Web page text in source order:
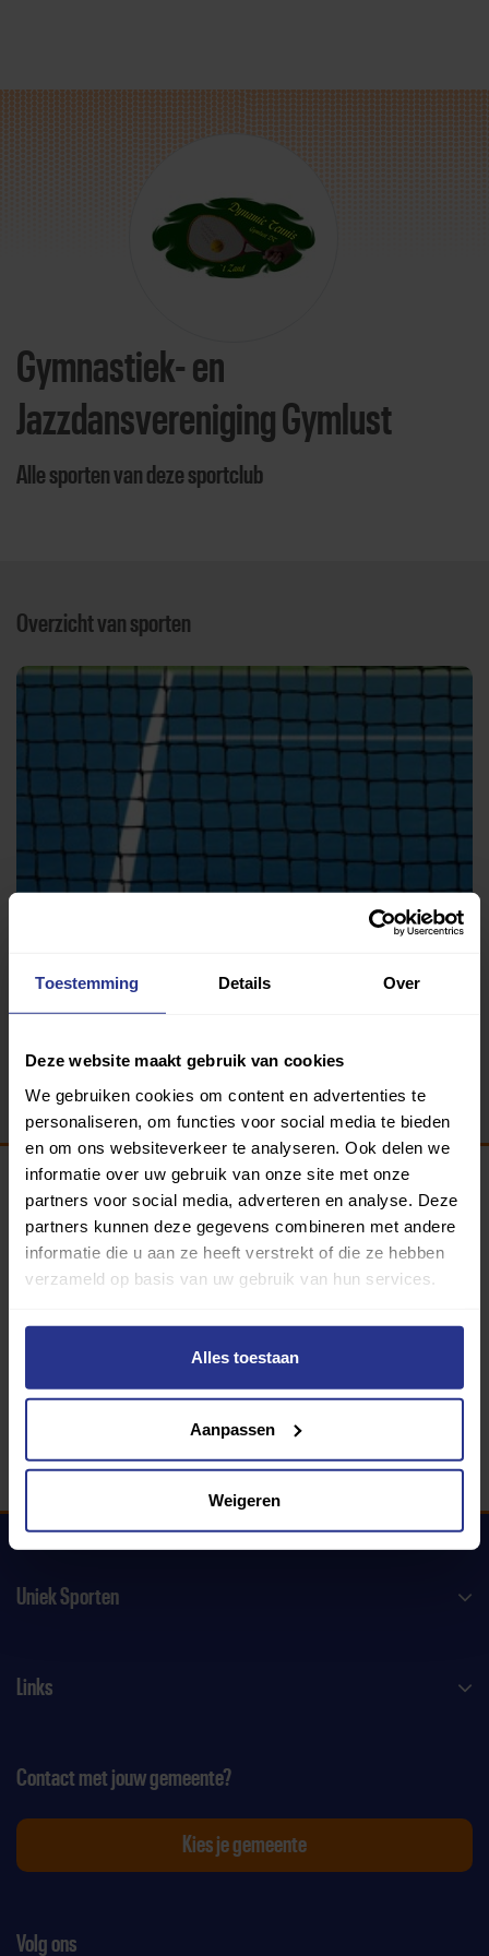
Toestemming Details Over
Deze website maakt gebruik van cookies
We gebruiken cookies om content en advertenties te
personaliseren, om functies voor social media te bieden
en om ons websiteverkeer te analyseren. Ook delen we
informatie over uw gebruik van onze site met onze
partners voor social media, adverteren en analyse. Deze
partners kunnen deze gegevens combineren met andere
informatie die u aan ze heeft verstrekt of die ze hebben
verzameld op basis van uw gebruik van hun services.
Alles toestaan
Aanpassen
Weigeren
Gymnastiek- en
Jazzdansvereniging Gymlust
Alle sporten van deze sportclub
Overzicht van sporten
Terug
Programma van:
Uniek Sporten
Links
Volg ons
Contact met jouw gemeente?
Kies je gemeente